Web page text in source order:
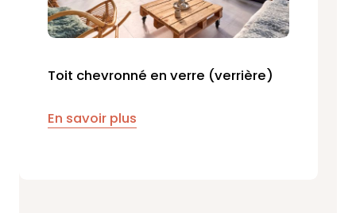
Toit chevronné en verre (verrière)
En savoir plus